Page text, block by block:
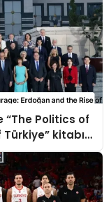
“The Politics of
kitabını